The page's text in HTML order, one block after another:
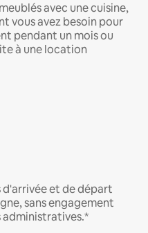
avec une cuisine,
vous avez besoin pour
pendant un mois ou
à une location
d'arrivée et de départ
sans engagement